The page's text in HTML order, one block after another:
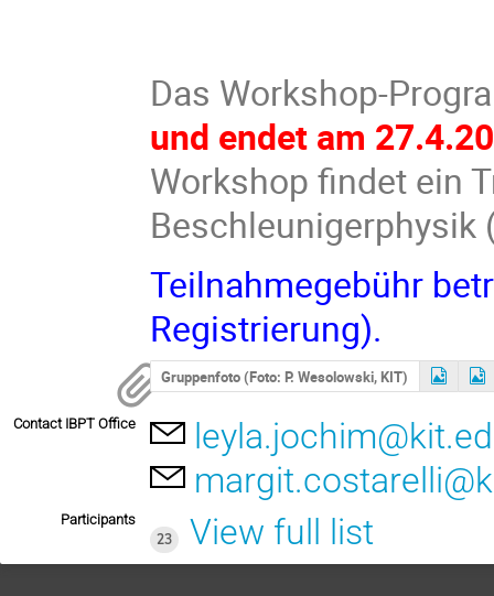
Das Workshop-
und endet am
Workshop findet ein
Beschleunigerphysik
Teilnahmegebühr
Registrierung).
Gruppenfoto (Foto: P. Wesolowski, KIT)
Contact IBPT Office
Participants
23
View full list